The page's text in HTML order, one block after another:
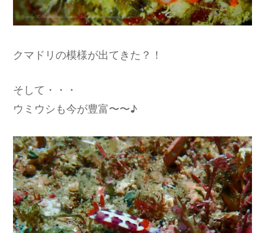
クマドリの模様が出てきた？！
そして・・・
ウミウシも今が豊富〜〜♪